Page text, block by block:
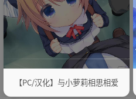
【PC/汉化】与小萝莉相思相爱